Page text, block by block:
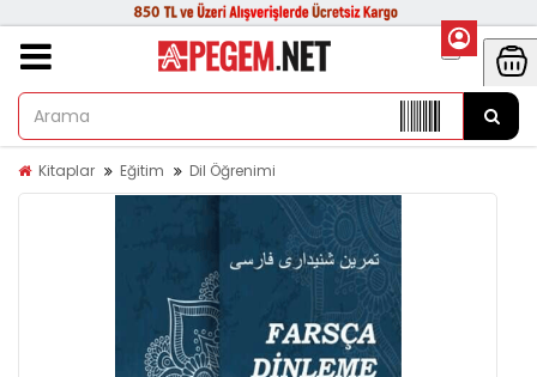
Kitaplar Eğitim Dil Öğrenimi